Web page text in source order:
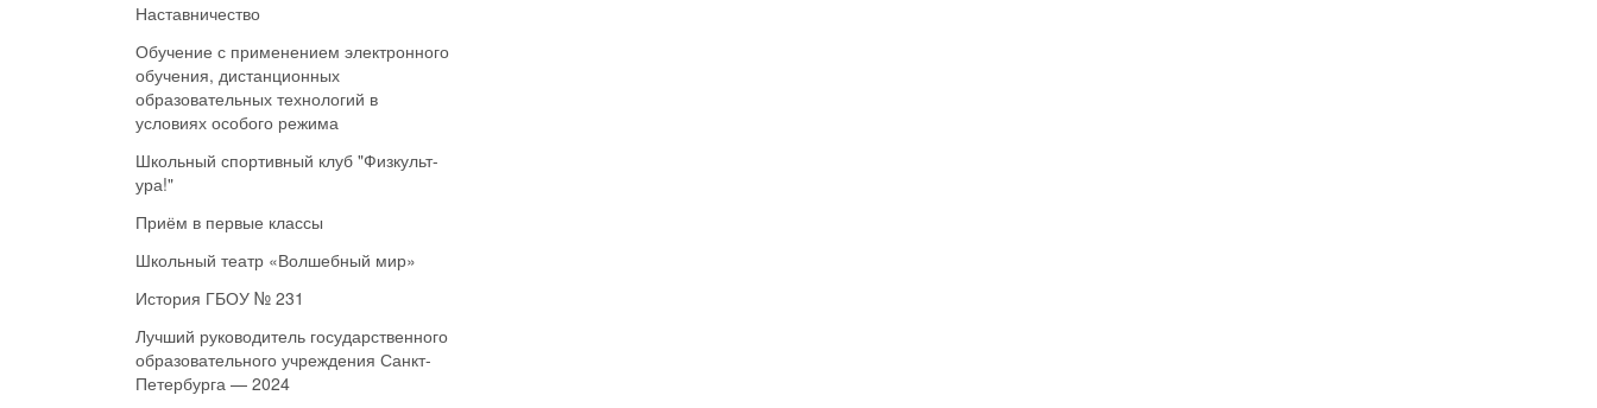
Наставничество
Обучение с применением электронного
обучения, дистанционных
образовательных технологий в
условиях особого режима
Школьный спортивный клуб "Физкульт-
ура!"
Приём в первые классы
Школьный театр «Волшебный мир»
История ГБОУ № 231
Лучший руководитель государственного
образовательного учреждения Санкт-
Петербурга — 2024